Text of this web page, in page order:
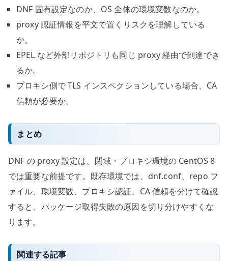
DNF 固有設定なのか、OS 全体の環境変数なのか。
proxy 認証情報を平文で置くリスクを理解している
か。
EPEL など外部リポジトリも同じ proxy 経由で到達でき
るか。
プロキシ側で TLS インスペクションしている場合、CA
信頼が必要か。
まとめ
DNF の proxy 設定は、閉域・プロキシ環境の CentOS 8
では重要な前提です。既存環境では、dnf.conf、repo フ
ァイル、環境変数、プロキシ認証、CA 信頼を分けて確認
すると、パッケージ取得失敗の原因を切り分けやすくな
ります。
関連する記事